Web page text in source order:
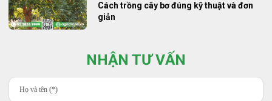
Cách trồng cây bơ đúng kỹ thuật và đơn
giản
NHẬN TƯ VẤN